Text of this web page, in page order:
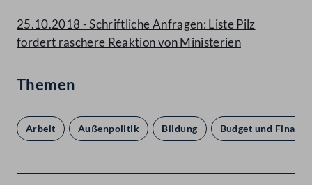
25.10.2018 - Schriftliche Anfragen: Liste Pilz
fordert raschere Reaktion von Ministerien
Themen
Arbeit Außenpolitik Bildung Budget und